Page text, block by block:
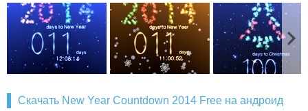
Скачать New Year Countdown 2014 Free на андроид